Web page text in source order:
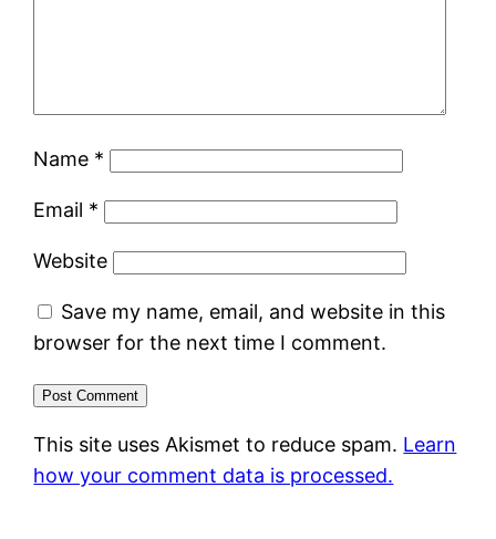
Name *
Email *
Website
Save my name, email, and website in this
browser for the next time I comment.
This site uses Akismet to reduce spam. Learn
how your comment data is processed.